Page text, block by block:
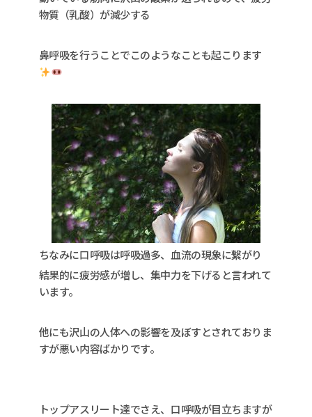
物質（乳酸）が減少する
鼻呼吸を行うことでこのようなことも起こります
ちなみに口呼吸は呼吸過多、血流の現象に繋がり
結果的に疲労感が増し、集中力を下げると言われて
います。
他にも沢山の人体への影響を及ぼすとされておりま
すが悪い内容ばかりです。
トップアスリート達でさえ、口呼吸が目立ちますが